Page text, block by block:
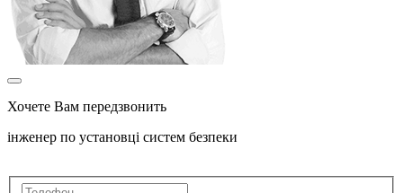
Хочете Вам передзвонить
інженер по установці систем безпеки